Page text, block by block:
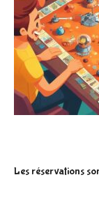
Les réservations